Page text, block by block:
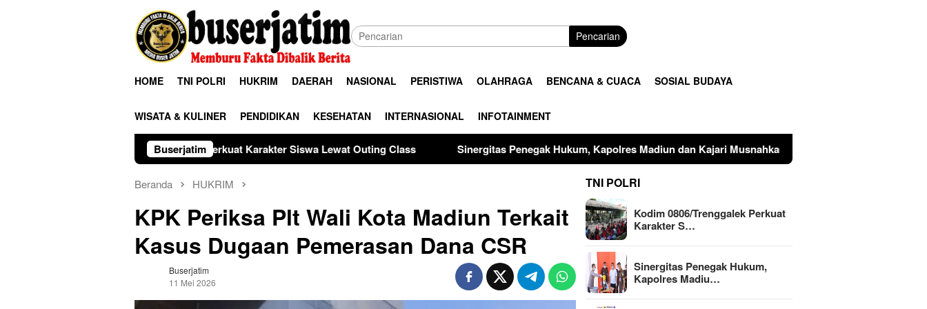
Pencarian
HOME TNI POLRI HUKRIM DAERAH NASIONAL PERISTIWA OLAHRAGA BENCANA & CUACA SOSIAL BUDAYA
WISATA & KULINER PENDIDIKAN KESEHATAN INTERNASIONAL INFOTAINMENT
Buserjatim
0806/Trenggalek Perkuat Karakter Siswa Lewat Outing Class Sinergitas Penegak Hukum, Kapolres Madiun dan Kajari Musnahkan Barang Bukti Perkara Pidana Umum
Beranda HUKRIM
KPK Periksa Plt Wali Kota Madiun Terkait
Kasus Dugaan Pemerasan Dana CSR
Buserjatim
11 Mei 2026
TNI POLRI
Kodim 0806/Trenggalek Perkuat
Karakter S…
Sinergitas Penegak Hukum,
Kapolres Madiu…